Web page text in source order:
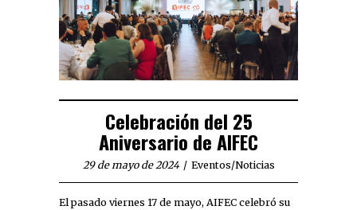
Celebración del 25
Aniversario de AIFEC
29 de mayo de 2024 Eventos/Noticias
El pasado viernes 17 de mayo, AIFEC celebró su